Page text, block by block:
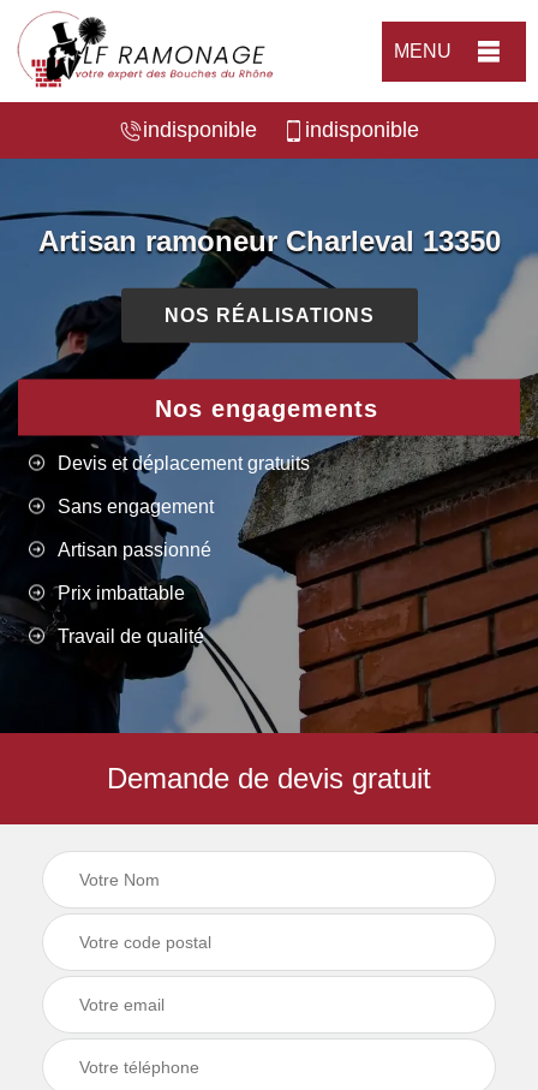
MENU
indisponible indisponible
Artisan ramoneur Charleval 13350
NOS RÉALISATIONS
Nos engagements
Devis et déplacement gratuits
Sans engagement
Artisan passionné
Prix imbattable
Travail de qualité
Demande de devis gratuit